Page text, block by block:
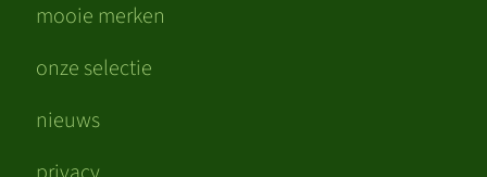
mooie merken
onze selectie
nieuws